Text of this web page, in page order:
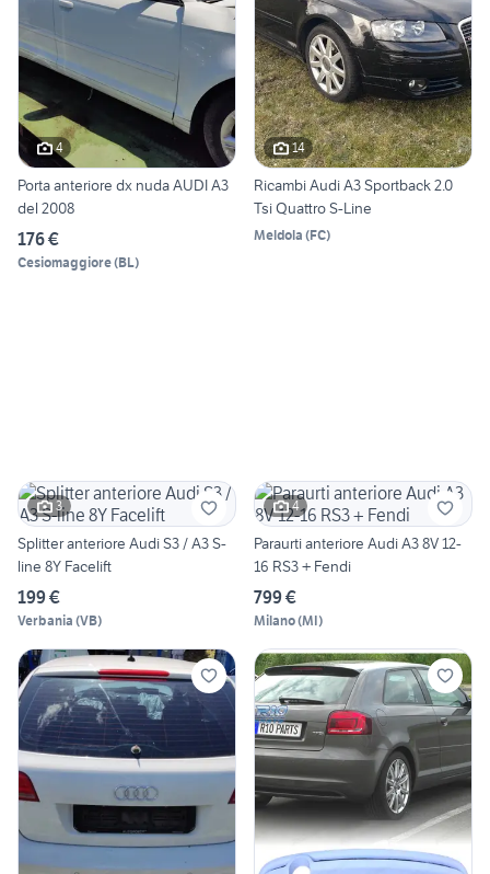
4
Porta anteriore dx nuda AUDI A3
del 2008
176 €
Cesiomaggiore(BL)
14
Ricambi Audi A3 Sportback 2.0
Tsi Quattro S-Line
Meldola (FC)
3
Splitter anteriore Audi S3 / A3 S-
line 8Y Facelift
199 €
Verbania (VB)
4
Paraurti anteriore Audi A3 8V 12-
16 RS3 + Fendi
799 €
Milano(MI)